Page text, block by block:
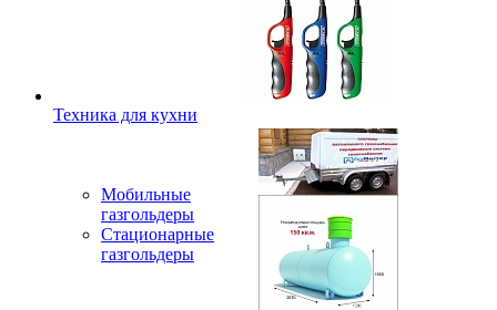
Техника для кухни
Мобильные
газгольдеры
Стационарные
газгольдеры